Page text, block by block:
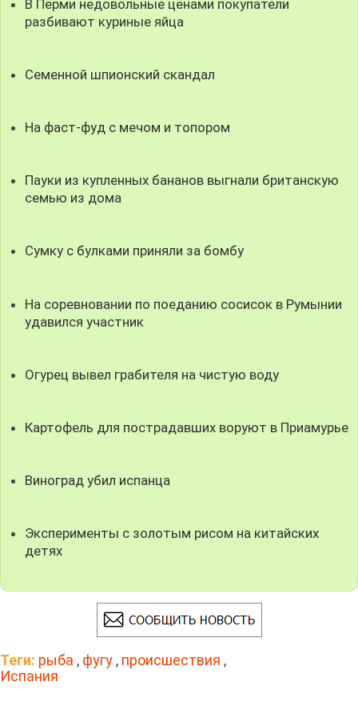
В Перми недовольные ценами покупатели
разбивают куриные яйца
Семенной шпионский скандал
На фаст-фуд с мечом и топором
Пауки из купленных бананов выгнали британскую
семью из дома
Сумку с булками приняли за бомбу
На соревновании по поеданию сосисок в Румынии
удавился участник
Огурец вывел грабителя на чистую воду
Картофель для пострадавших воруют в Приамурье
Виноград убил испанца
Эксперименты с золотым рисом на китайских
детях
Теги: рыба , фугу , происшествия ,
Испания